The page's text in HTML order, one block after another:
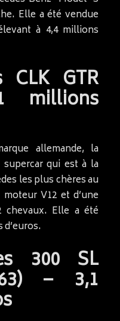
Elle a été vendue
à 4,4 millions
CLK GTR
millions
allemande, la
qui est à la
les plus chères au
V12 et d’une
chevaux. Elle a été
300 SL
– 3,1